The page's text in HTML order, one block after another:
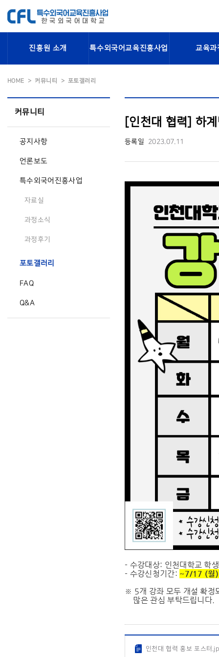
진흥원 소개 특수외국어교육진흥사업 교육과
HOME 커뮤니티 포토갤러리
커뮤니티
공지사항
언론보도
특수외국어진흥사업
자료실
과정소식
과정후기
포토갤러리
FAQ
Q&A
[인천대 협력] 하
등록일 2023.07.11
- 수강대상: 인천대학교 학
- 수강신청기간: ~7/17 (월
※ 5개 강좌 모두 개설 확정
많은 관심 부탁드립니다.
인천대 협력 홍보 포스터